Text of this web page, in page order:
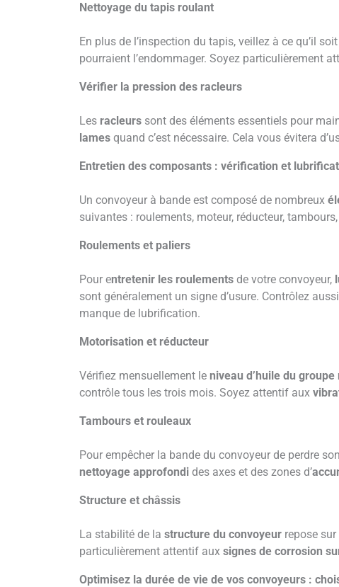
Nettoyage du tapis roulant
En plus de l’inspection du tapis, veillez à ce qu’il
pourraient l’endommager. Soyez particulièrement
Vérifier la pression des racleurs
Les racleurs sont des éléments essentiels pour
lames quand c’est nécessaire. Cela vous évitera
Entretien des composants : vérification et
Un convoyeur à bande est composé de nombreux
suivantes : roulements, moteur, réducteur,
Roulements et paliers
Pour entretenir les roulements de votre convoyeur,
sont généralement un signe d’usure. Contrôlez
manque de lubrification.
Motorisation et réducteur
Vérifiez mensuellement le niveau d’huile du
contrôle tous les trois mois. Soyez attentif aux
Tambours et rouleaux
Pour empêcher la bande du convoyeur de perdre
nettoyage approfondi des axes et des zones d’
Structure et châssis
La stabilité de la structure du convoyeur repose
particulièrement attentif aux signes de corrosion
Optimisez la durée de vie de vos convoyeurs :